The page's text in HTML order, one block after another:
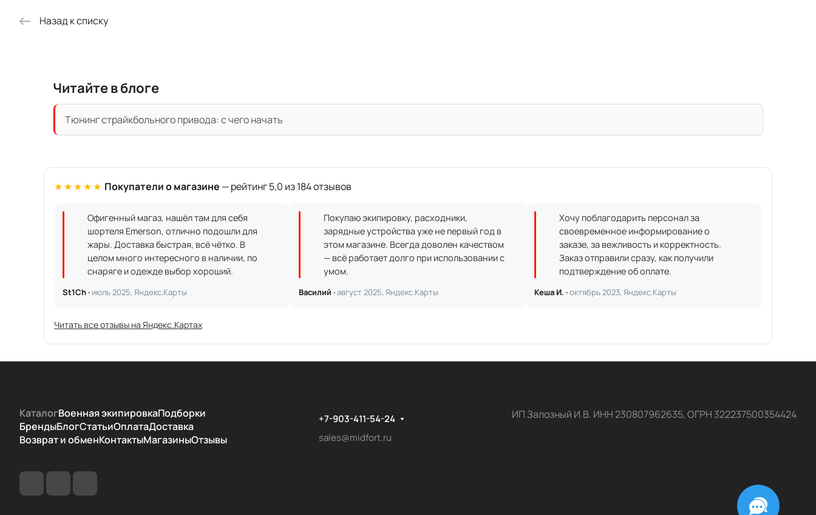
Назад к списку
Читайте в блоге
Тюнинг страйкбольного привода: с чего начать
★★★★★ Покупатели о магазине — рейтинг 5,0 из 184 отзывов
Офигенный магаз, нашёл там для себя
шортеля Emerson, отлично подошли для
жары. Доставка быстрая, всё чётко. В
целом много интересного в наличии, по
снаряге и одежде выбор хороший.
St1Ch · июль 2025, Яндекс.Карты
Покупаю экипировку, расходники,
зарядные устройства уже не первый год в
этом магазине. Всегда доволен качеством
— всё работает долго при использовании с
умом.
Василий ·август 2025, Яндекс.Карты
Хочу поблагодарить персонал за
своевременное информирование о
заказе, за вежливость и корректность.
Заказ отправили сразу, как получили
подтверждение об оплате.
Кеша И. ·октябрь 2023, Яндекс.Карты
Читать все отзывы на Яндекс.Картах
КаталогВоенная экипировкаПодборки
БрендыБлогСтатьиОплатаДоставка
Возврат и обменКонтактыМагазиныОтзывы
+7-903-411-54-24
sales@midfort.ru
ИП Залозный И.В. ИНН 230807962635, ОГРН 322237500354424